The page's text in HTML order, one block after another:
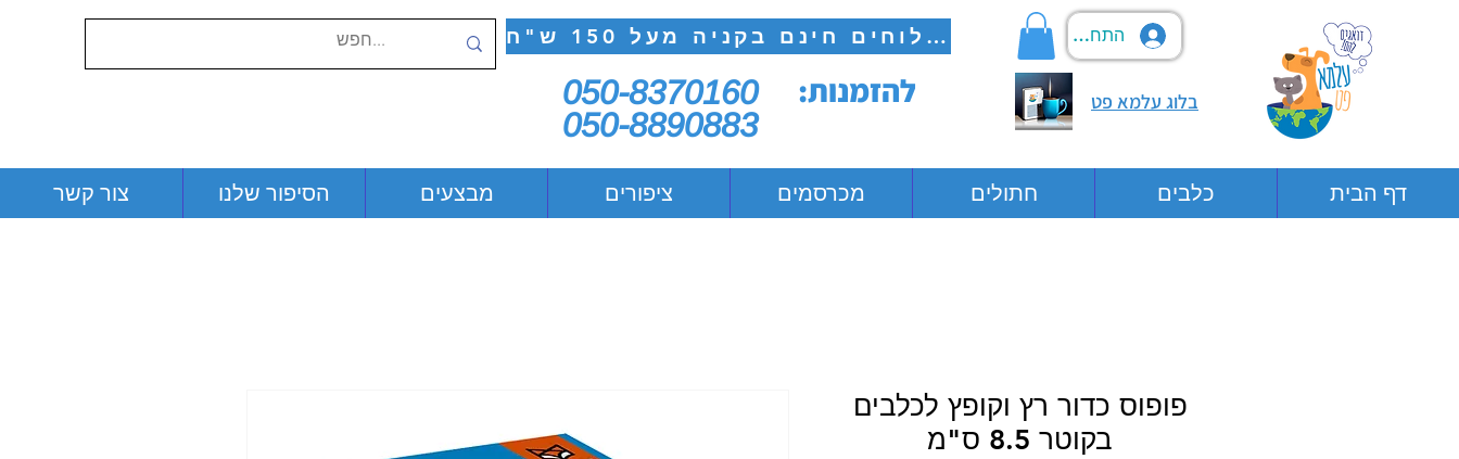
משלוחים חינם בקניה מעל 150 ש"ח
050-8370160
050-8890883
להזמנות:
התחבר
בלוג עלמא פט
צור קשר הסיפור שלנו מבצעים ציפורים מכרסמים חתולים כלבים דף הבית
פופוס כדור רץ וקופץ לכלבים
בקוטר 8.5 ס"מ